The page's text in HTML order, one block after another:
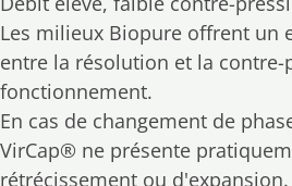
Les milieux Biopure offrent un
entre la résolution et la contre-
fonctionnement.
En cas de changement de
VirCap® ne présente
rétrécissement ou d'expansion.